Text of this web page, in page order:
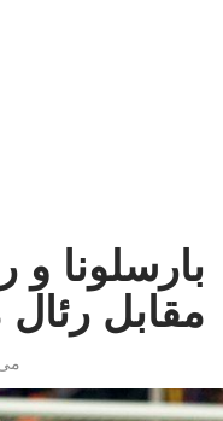
بارسلونا
مقابل رئال
می 7, 2018